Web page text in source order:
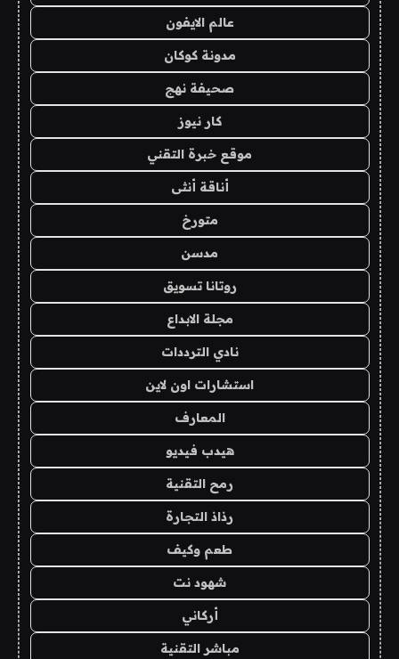
عالم الايفون
مدونة كوكان
صحيفة نهج
كار نيوز
موقع خبرة التقني
أناقة أنثى
متورخ
مدسن
روتانا تسويق
مجلة الابداع
نادي الترددات
استشارات اون لاين
المعارف
هيدب فيديو
رمح التقنية
رذاذ التجارة
طعم وكيف
شهود نت
أركاني
مباشر التقنية